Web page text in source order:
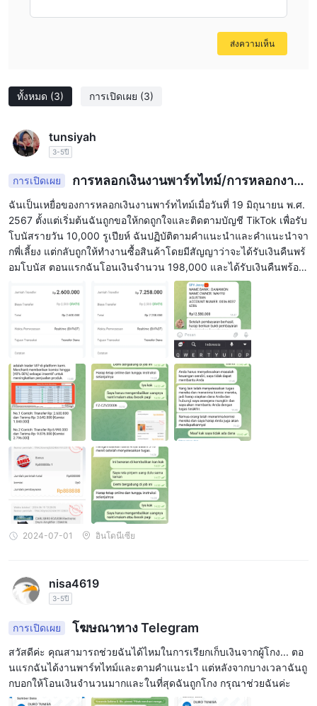
ทั้งหมด (3) การเปิดเผย (3)
tunsiyah
3-5ปี
การเปิดเผย
การหลอกเงินงานพาร์ทไทม์/การหลอกงาน
พาร์ทไทม์
ฉันเป็นเหยื่อของการหลอกเงินงานพาร์ทไทม์เมื่อวันที่ 19 มิถุนายน พ.ศ.
2567 ตั้งแต่เริ่มต้นฉันถูกขอให้กดถูกใจและติดตามบัญชี TikTok เพื่อรับ
โบนัสรายวัน 10,000 รูเปียห์ ฉันปฏิบัติตามคำแนะนำและคำแนะนำจา
กพี่เลี้ยง แต่กลับถูกให้ทำงานซื้อสินค้าโดยมีสัญญาว่าจะได้รับเงินคืนพร้
อมโบนัส ตอนแรกฉันโอนเงินจำนวน 198,000 และได้รับเงินคืนพร้อม
โบนัส 39,000 ในการทำงานเสริมรายได้ในฐานะพนักงานพาร์ทไทม์ ฉั
นต้องทำงานเสริมอีกหลายงาน โดยมีงานที่ 14 ที่ฉันต้องฝากเงิน 2,600,
000 และฉันได้โอนจำนวนนั้น พบว่าในงานที่ 14 มีงานอื่นที่ต้องการโอ
นเงิน 7,258,000 โดยมีเหตุผลว่าหากไม่ทำงานนี้เงินที่โอนไปแล้วจะไม่
ได้รับคืน ในที่สุดฉันก็โอนเงินจำนวน 7,258,000 และยังมีงานอื่นที่ต้อง
การโอนเงินมากขึ้นอีก นั่นเป็นเวลาที่ฉันรู้ว่านี่คือการหลอกเงินและฉัน
หยุดทำต่อเพราะไม่มีเงินเหลืออีกแล้ว โปรดช่วยฉันให้คืนเงินที่ฉันถูกหล
อกเพราะเงินนั้นถูกยืมจากคนอื่น
2024-07-01 อินโดนีเซีย
nisa4619
3-5ปี
การเปิดเผย โฆษณาทาง Telegram
สวัสดีค่ะ คุณสามารถช่วยฉันได้ไหมในการเรียกเก็บเงินจากผู้โกง... ตอ
นแรกฉันได้งานพาร์ทไทม์และตามคำแนะนำ แต่หลังจากบางเวลาฉันถู
กบอกให้โอนเงินจำนวนมากและในที่สุดฉันถูกโกง กรุณาช่วยฉันค่ะ
ส่งความเห็น